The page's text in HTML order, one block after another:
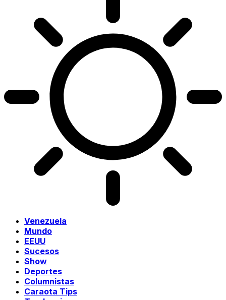
Venezuela
Mundo
EEUU
Sucesos
Show
Deportes
Columnistas
Caraota Tips